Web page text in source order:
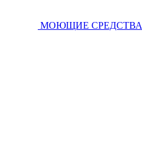
МОЮЩИЕ СРЕДСТВА